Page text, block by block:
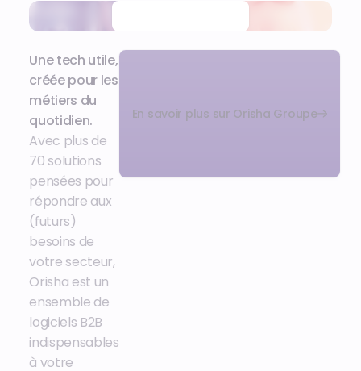
Une tech utile,
créée pour les
métiers du
quotidien.
Avec plus de
70 solutions
pensées pour
répondre aux
(futurs)
besoins de
votre secteur,
Orisha est un
ensemble de
logiciels B2B
indispensables
à votre
En savoir plus sur Orisha Groupe